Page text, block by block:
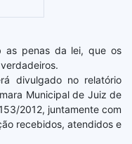
as penas da lei, que os
divulgado no relatório
Municipal de Juiz de
2012, juntamente com
recebidos, atendidos e